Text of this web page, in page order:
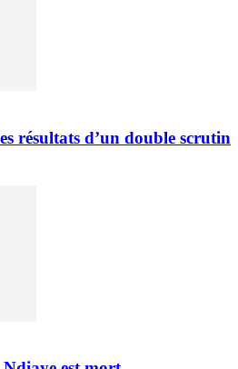
résultats d’un double scrutin